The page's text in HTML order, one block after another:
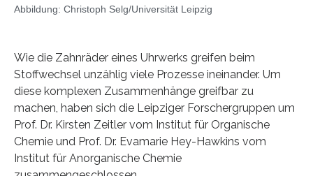
Abbildung: Christoph Selg/Universität Leipzig
Wie die Zahnräder eines Uhrwerks greifen beim
Stoffwechsel unzählig viele Prozesse ineinander. Um
diese komplexen Zusammenhänge greifbar zu
machen, haben sich die Leipziger Forschergruppen um
Prof. Dr. Kirsten Zeitler vom Institut für Organische
Chemie und Prof. Dr. Evamarie Hey-Hawkins vom
Institut für Anorganische Chemie